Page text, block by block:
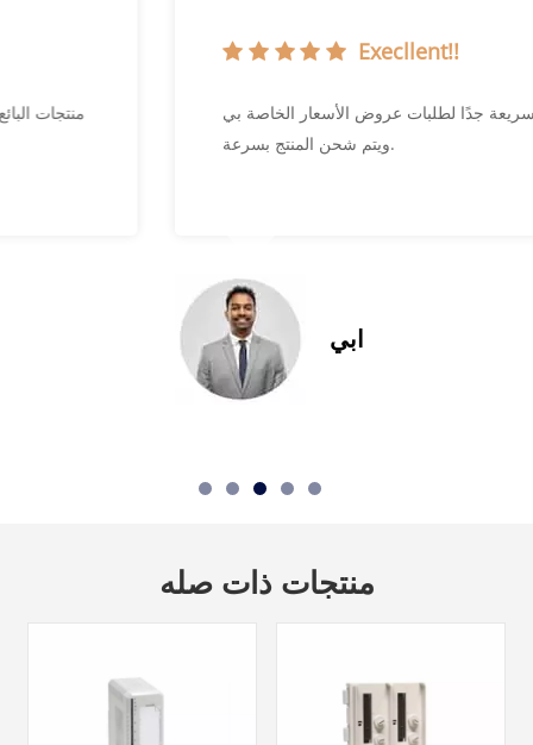
Execllent!!
استجابة سريعة جدًا لطلبات عروض الأسعار الخاصة بي
ويتم شحن المنتج بسرعة.
ابي
منتجات ذات صله